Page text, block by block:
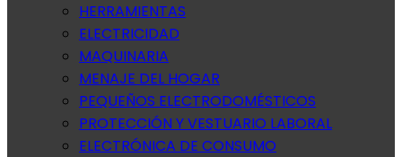
HERRAMIENTAS
ELECTRICIDAD
MAQUINARIA
MENAJE DEL HOGAR
PEQUEÑOS ELECTRODOMÉSTICOS
PROTECCIÓN Y VESTUARIO LABORAL
ELECTRÓNICA DE CONSUMO